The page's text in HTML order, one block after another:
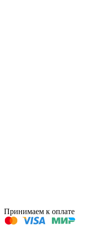
Принимаем к оплате